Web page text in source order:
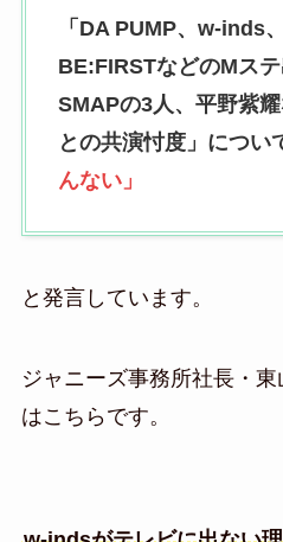
「DA PUMP、w-inds
BE:FIRSTなどのMス
SMAPの3人、平野紫
との共演忖度」につい
んない」
と発言しています。
ジャニーズ事務所社長・
はこちらです。